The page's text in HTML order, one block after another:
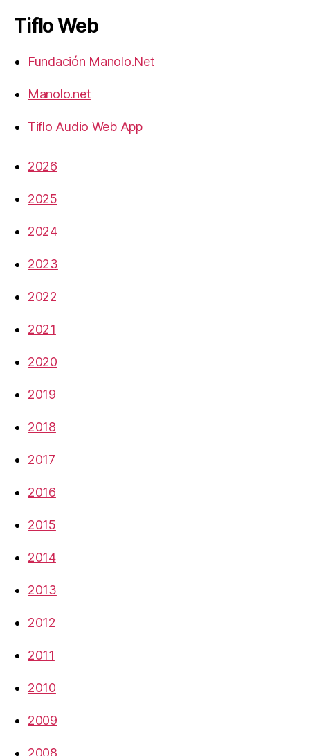
Tiflo Web
Fundación Manolo.Net
Manolo.net
Tiflo Audio Web App
2026
2025
2024
2023
2022
2021
2020
2019
2018
2017
2016
2015
2014
2013
2012
2011
2010
2009
2008